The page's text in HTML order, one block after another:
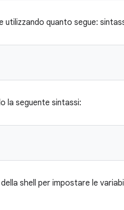
utilizzando quanto segue:
la seguente sintassi:
shell per impostare le